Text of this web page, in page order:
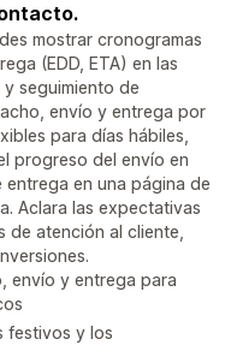
mostrar cronogramas
(EDD, ETA) en las
seguimiento de
envío y entrega por
para días hábiles,
progreso del envío en
en una página de
Aclara las expectativas
de atención al cliente,
envío y entrega para
festivos y los